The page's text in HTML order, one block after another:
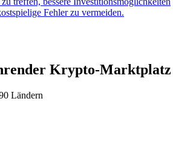
Fehler zu vermeiden.
Krypto-Marktplatz
Ländern